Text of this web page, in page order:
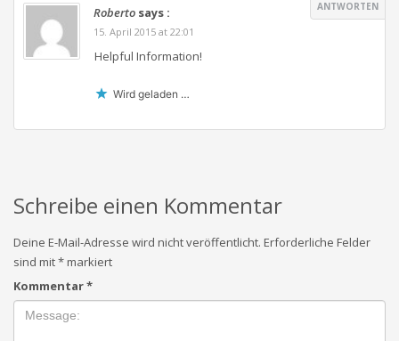
Roberto says : ANTWORTEN
15. April 2015 at 22:01
Helpful Information!
Wird geladen …
Schreibe einen Kommentar
Deine E-Mail-Adresse wird nicht veröffentlicht. Erforderliche Felder
sind mit*markiert
Kommentar*